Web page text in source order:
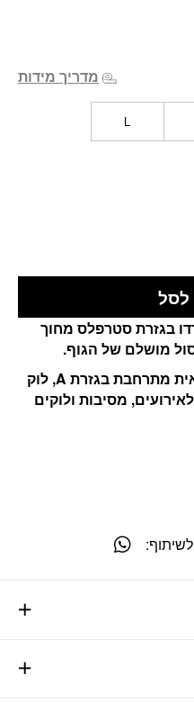
מדריך מידות
L
לסל
בגזרת סטרפלס מחוך
מושלם של הגוף.
שמלה נשית ואלגנטית עם חצאית מתרחבת בגזרת A, לוק
מסיבות ולוקים